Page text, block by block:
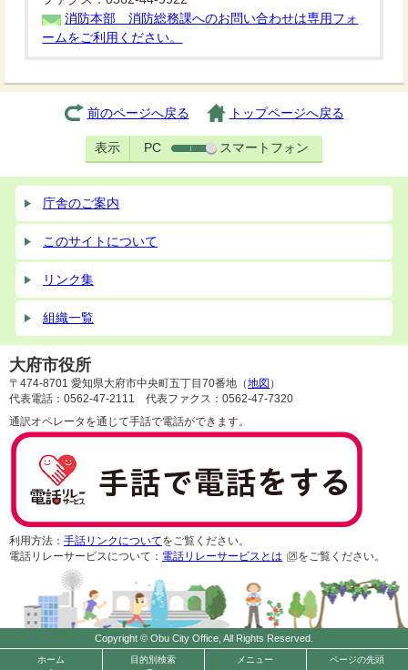
消防本部 消防総務課へのお問い合わせは専用フォ
ームをご利用ください。
前のページへ戻る トップページへ戻る
表示 PC スマートフォン
ホーム 目的別検索 メニュー ページの先頭
庁舎のご案内
このサイトについて
リンク集
組織一覧
大府市役所
〒474-8701 愛知県大府市中央町五丁目70番地（地図 ）
代表電話：0562-47-2111 代表ファクス：0562-47-7320
通訳オペレータを通じて手話で電話ができます。
利用方法： 手話リンクについてをご覧ください。
電話リレーサービスについて： 電話リレーサービスとは をご覧ください。
Copyright © Obu City Office, All Rights Reserved.